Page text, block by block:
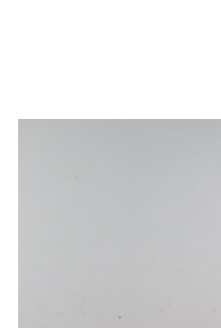
BROWN. | 京都 二条新